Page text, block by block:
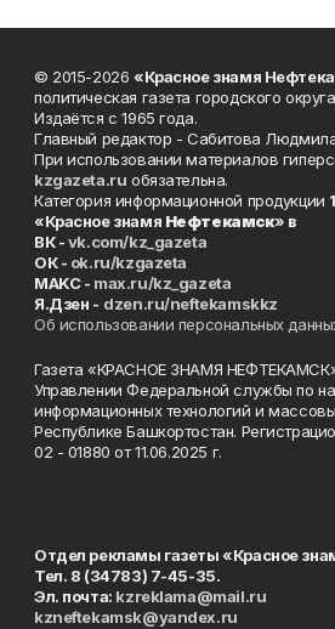
© 2015-2026 «Красное знамя
политическая газета городского
Издаётся с 1965 года.
Главный редактор - Сабитова
При использовании материалов
kzgazeta.ru обязательна.
Категория информационной продукции
«Красное знамя Нефтекамск» в
ВК -vk.com/kz_gazeta
ОК - ok.ru/kzgazeta
MAKC - max.ru/kz_gazeta
Я.Дзен - dzen.ru/neftekamskkz
Об использовании персональных
Газета «КРАСНОЕ ЗНАМЯ
Управлении Федеральной службы по
информационных технологий и
Республике Башкортостан.
02 - 01880 от 11.06.2025 г.
Отдел рекламы газеты «Красное
Тел. 8 (34783) 7-45-35.
Эл. почта: kzreklama@mail.ru
kzneftekamsk@yandex.ru